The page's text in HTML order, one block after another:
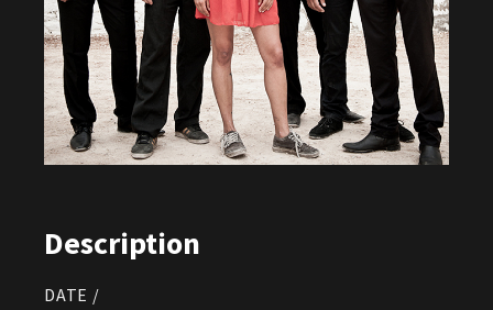
Description
DATE /